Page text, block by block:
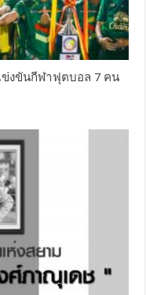
ข่งขันกีฬาฟุตบอล 7 คน